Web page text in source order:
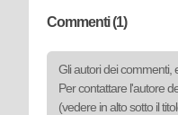
Commenti (1)
Gli autori dei commenti,
Per contattare l'autore
(vedere in alto sotto il